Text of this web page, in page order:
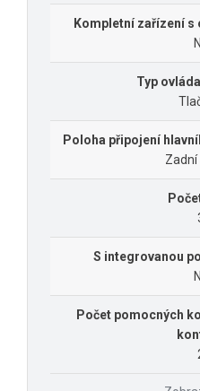
Kompletní zařízení
Typ
Poloha připojení
S integrovanou
Počet pomocných